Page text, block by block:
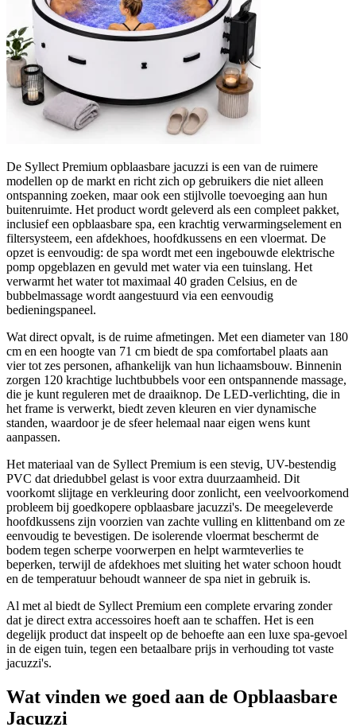
De Syllect Premium opblaasbare jacuzzi is een van de ruimere
modellen op de markt en richt zich op gebruikers die niet alleen
ontspanning zoeken, maar ook een stijlvolle toevoeging aan hun
buitenruimte. Het product wordt geleverd als een compleet pakket,
inclusief een opblaasbare spa, een krachtig verwarmingselement en
filtersysteem, een afdekhoes, hoofdkussens en een vloermat. De
opzet is eenvoudig: de spa wordt met een ingebouwde elektrische
pomp opgeblazen en gevuld met water via een tuinslang. Het
verwarmt het water tot maximaal 40 graden Celsius, en de
bubbelmassage wordt aangestuurd via een eenvoudig
bedieningspaneel.
Wat direct opvalt, is de ruime afmetingen. Met een diameter van 180
cm en een hoogte van 71 cm biedt de spa comfortabel plaats aan
vier tot zes personen, afhankelijk van hun lichaamsbouw. Binnenin
zorgen 120 krachtige luchtbubbels voor een ontspannende massage,
die je kunt reguleren met de draaiknop. De LED-verlichting, die in
het frame is verwerkt, biedt zeven kleuren en vier dynamische
standen, waardoor je de sfeer helemaal naar eigen wens kunt
aanpassen.
Het materiaal van de Syllect Premium is een stevig, UV-bestendig
PVC dat driedubbel gelast is voor extra duurzaamheid. Dit
voorkomt slijtage en verkleuring door zonlicht, een veelvoorkomend
probleem bij goedkopere opblaasbare jacuzzi's. De meegeleverde
hoofdkussens zijn voorzien van zachte vulling en klittenband om ze
eenvoudig te bevestigen. De isolerende vloermat beschermt de
bodem tegen scherpe voorwerpen en helpt warmteverlies te
beperken, terwijl de afdekhoes met sluiting het water schoon houdt
en de temperatuur behoudt wanneer de spa niet in gebruik is.
Al met al biedt de Syllect Premium een complete ervaring zonder
dat je direct extra accessoires hoeft aan te schaffen. Het is een
degelijk product dat inspeelt op de behoefte aan een luxe spa-gevoel
in de eigen tuin, tegen een betaalbare prijs in verhouding tot vaste
jacuzzi's.
Wat vinden we goed aan de Opblaasbare
Jacuzzi